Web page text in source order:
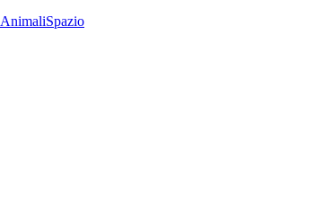
AnimaliSpazio